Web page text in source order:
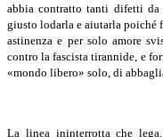
abbia contratto tanti difetti
giusto lodarla e aiutarla poiché
astinenza e per solo amore
contro la fascista tirannide, e
«mondo libero» solo, di
La linea ininterrotta che